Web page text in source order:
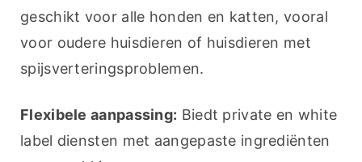
geschikt voor alle honden en katten, vooral
voor oudere huisdieren of huisdieren met
spijsverteringsproblemen.
Flexibele aanpassing: Biedt private en white
label diensten met aangepaste ingrediënten